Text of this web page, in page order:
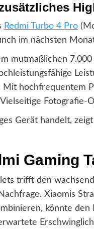
Redmi Turbo 4 Pro
im nächsten
mutmaßlichen 7.000
Mit hochfrequentem
Fotografie-
Gerät handelt,
Gaming
trifft den
Xiaomis
könnte